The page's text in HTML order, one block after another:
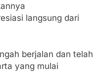
langsung dari
berjalan dan telah
yang mulai